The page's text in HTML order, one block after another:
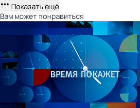
Показать ещё
Вам может понравиться